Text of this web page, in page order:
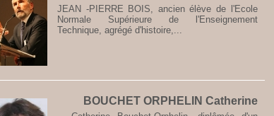
JEAN -PIERRE BOIS, ancien élève de l'Ecole
Normale Supérieure de l'Enseignement
Technique, agrégé d'histoire,...
BOUCHET ORPHELIN Catherine